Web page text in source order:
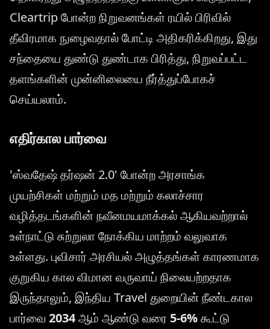
Cleartrip போன்ற நிறுவனங்கள் ரயில் பிரிவில்
தீவிரமாக நுழைவதால் போட்டி அதிகரிக்கிறது, இது
சந்தையை துண்டு துண்டாக பிரித்து, நிறுவப்பட்ட
தளங்களின் முன்னிலையை நீர்த்துப்போகச்
செய்யலாம்.
எதிர்கால பார்வை
'ஸ்வதேஷ் தர்ஷன் 2.0' போன்ற அரசாங்க
முயற்சிகள் மற்றும் மத மற்றும் கலாச்சார
வழித்தடங்களின் நவீனமயமாக்கல் ஆகியவற்றால்
உள்நாட்டு சுற்றுலா நோக்கிய மாற்றம் வலுவாக
உள்ளது. புவிசார் அரசியல் அழுத்தங்கள் காரணமாக
குறுகிய கால விமான வருவாய் நிலையற்றதாக
இருந்தாலும், இந்திய Travel துறையின் நீண்டகால
பார்வை 2034ஆம் ஆண்டு வரை 5-6%கூட்டு